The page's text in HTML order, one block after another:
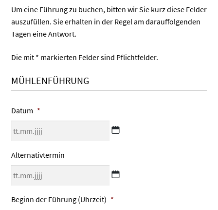
Um eine Führung zu buchen, bitten wir Sie kurz diese Felder
auszufüllen. Sie erhalten in der Regel am darauffolgenden
Tagen eine Antwort.
Die mit * markierten Felder sind Pflichtfelder.
MÜHLENFÜHRUNG
Datum *
Punkt
MM
JJJJ
Alternativtermin
Punkt
Beginn der Führung (Uhrzeit) *